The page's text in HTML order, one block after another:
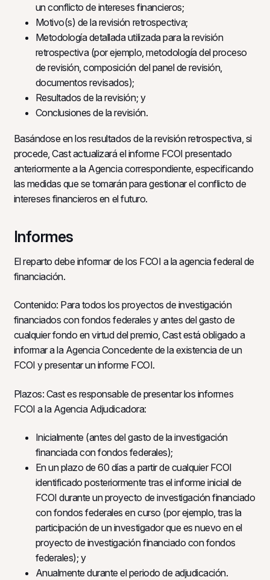
un conflicto de intereses financieros;
Motivo(s) de la revisión retrospectiva;
Metodología detallada utilizada para la revisión
retrospectiva (por ejemplo, metodología del proceso
de revisión, composición del panel de revisión,
documentos revisados);
Resultados de la revisión; y
Conclusiones de la revisión.
Basándose en los resultados de la revisión retrospectiva, si
procede, Cast actualizará el informe FCOI presentado
anteriormente a la Agencia correspondiente, especificando
las medidas que se tomarán para gestionar el conflicto de
intereses financieros en el futuro.
Informes
El reparto debe informar de los FCOI a la agencia federal de
financiación.
Contenido: Para todos los proyectos de investigación
financiados con fondos federales y antes del gasto de
cualquier fondo en virtud del premio, Cast está obligado a
informar a la Agencia Concedente de la existencia de un
FCOI y presentar un informe FCOI.
Plazos: Cast es responsable de presentar los informes
FCOI a la Agencia Adjudicadora:
Inicialmente (antes del gasto de la investigación
financiada con fondos federales);
En un plazo de 60 días a partir de cualquier FCOI
identificado posteriormente tras el informe inicial de
FCOI durante un proyecto de investigación financiado
con fondos federales en curso (por ejemplo, tras la
participación de un investigador que es nuevo en el
proyecto de investigación financiado con fondos
federales); y
Anualmente durante el periodo de adjudicación.